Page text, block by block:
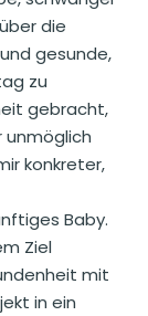
die
gesunde,
zu
gebracht,
unmöglich
konkreter,
Baby.
Ziel
mit
in ein